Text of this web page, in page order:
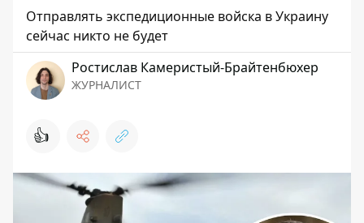
Отправлять экспедиционные войска в Украину
сейчас никто не будет
Ростислав Камеристый-Брайтенбюхер
ЖУРНАЛИСТ
👍